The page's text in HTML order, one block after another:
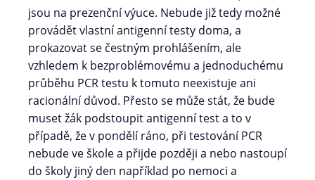
jsou na prezenční výuce. Nebude již tedy možné
provádět vlastní antigenní testy doma, a
prokazovat se čestným prohlášením, ale
vzhledem k bezproblémovému a jednoduchému
průběhu PCR testu k tomuto neexistuje ani
racionální důvod. Přesto se může stát, že bude
muset žák podstoupit antigenní test a to v
případě, že v pondělí ráno, při testování PCR
nebude ve škole a přijde později a nebo nastoupí
do školy jiný den například po nemoci a